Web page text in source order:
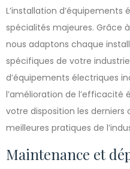
L’installation d’équipements
spécialités majeures. Grâce
nous adaptons chaque
spécifiques de votre
d’équipements électriques
l’amélioration de
votre disposition les
meilleures pratiques de
Maintenance et